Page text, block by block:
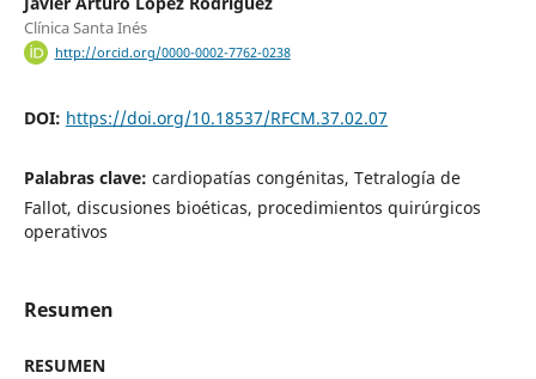
Clínica Santa Inés
http://orcid.org/0000-0002-7762-0238
DOI: https://doi.org/10.18537/RFCM.37.02.07
Palabras clave: cardiopatías congénitas, Tetralogía de
Fallot, discusiones bioéticas, procedimientos quirúrgicos
operativos
Resumen
RESUMEN